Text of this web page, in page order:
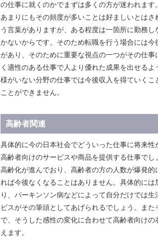
の仕事に就くのかでまずは多くの方が迷われま
あまりにもその頻度が多いことは好ましいとは
う言葉がありますが、ある程度は一箇所に勤務
かないからです。そのため転職を行う場合には
があり、そのために重要な視点の一つがその仕
く適性のある仕事で人より優れた成果を出せる
様がいない分野の仕事では今後収入を得ていく
ことができません。
高齢者関連
具体的に今の日本社会でどういった仕事に将来
高齢者向けのサービスや商品を提供する仕事で
高齢化が進んでおり、高齢者の方の人数が爆発
れば今後なくなることはありません。具体的に
り、パーキンソン病などによって自分だけでは
ビスがその筆頭としてあげられるでしょう。ま
で、そうした感性の変化に合わせて高齢者向け
えます。